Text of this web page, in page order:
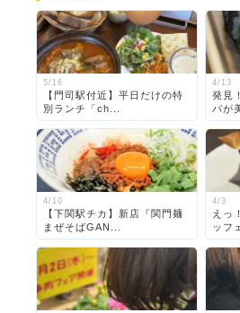
5/16
【門司駅付近】平日だけの特
別ランチ「ch...
4/13
発見
パが
4/10
【下関駅チカ】新店『関門麺
まぜそばGAN...
4/3
えっ
ッフ